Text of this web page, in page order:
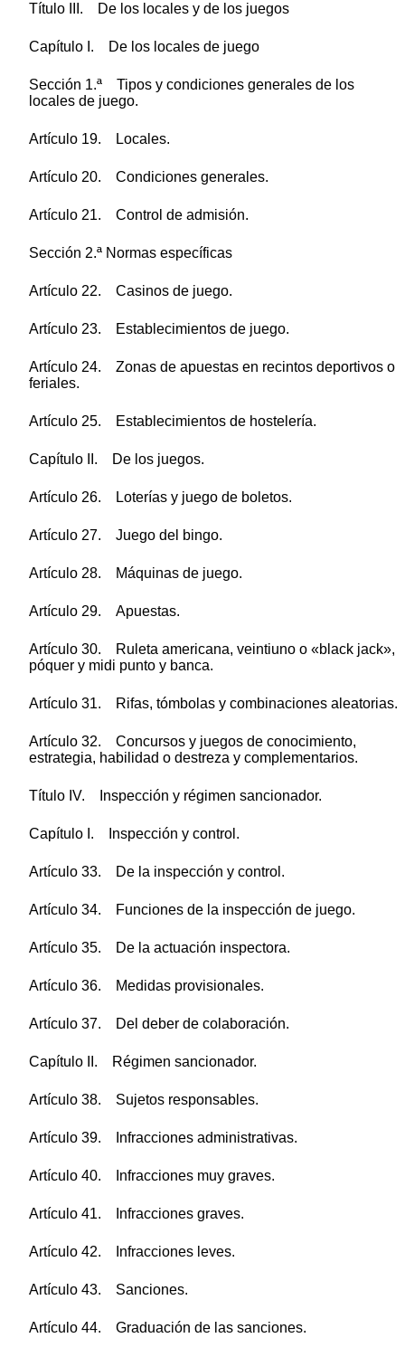
Título III. De los locales y de los juegos
Capítulo I. De los locales de juego
Sección 1.ª Tipos y condiciones generales de los
locales de juego.
Artículo 19. Locales.
Artículo 20. Condiciones generales.
Artículo 21. Control de admisión.
Sección 2.ª Normas específicas
Artículo 22. Casinos de juego.
Artículo 23. Establecimientos de juego.
Artículo 24. Zonas de apuestas en recintos deportivos o
feriales.
Artículo 25. Establecimientos de hostelería.
Capítulo II. De los juegos.
Artículo 26. Loterías y juego de boletos.
Artículo 27. Juego del bingo.
Artículo 28. Máquinas de juego.
Artículo 29. Apuestas.
Artículo 30. Ruleta americana, veintiuno o «black jack»,
póquer y midi punto y banca.
Artículo 31. Rifas, tómbolas y combinaciones aleatorias.
Artículo 32. Concursos y juegos de conocimiento,
estrategia, habilidad o destreza y complementarios.
Título IV. Inspección y régimen sancionador.
Capítulo I. Inspección y control.
Artículo 33. De la inspección y control.
Artículo 34. Funciones de la inspección de juego.
Artículo 35. De la actuación inspectora.
Artículo 36. Medidas provisionales.
Artículo 37. Del deber de colaboración.
Capítulo II. Régimen sancionador.
Artículo 38. Sujetos responsables.
Artículo 39. Infracciones administrativas.
Artículo 40. Infracciones muy graves.
Artículo 41. Infracciones graves.
Artículo 42. Infracciones leves.
Artículo 43. Sanciones.
Artículo 44. Graduación de las sanciones.